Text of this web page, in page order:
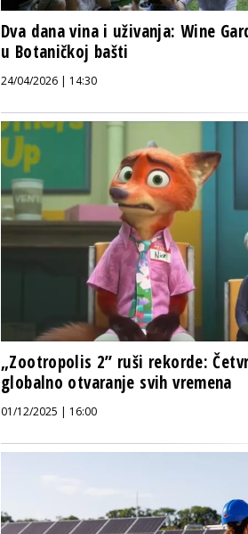
Dva dana vina i uživanja: Wine
u Botaničkoj bašti
24/04/2026 | 14:30
„Zootropolis 2” ruši rekorde:
globalno otvaranje svih vremena
01/12/2025 | 16:00